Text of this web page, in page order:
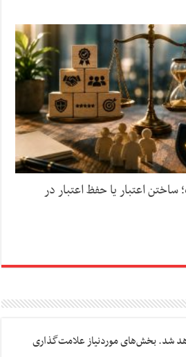
اعتبار یا حفظ اعتبار در
شد.بخش‌های موردنیاز علامت‌گذاری